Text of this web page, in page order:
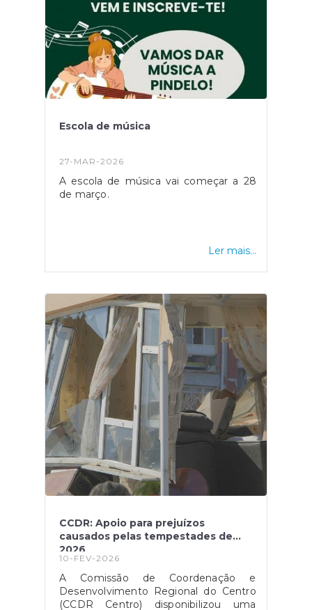
Escola de música
27-MAR-2026
A escola de música vai começar a 28
de março.
Ler mais...
CCDR: Apoio para prejuízos
causados pelas tempestades de
2026
10-FEV-2026
A Comissão de Coordenação e
Desenvolvimento Regional do Centro
(CCDR Centro) disponibilizou uma